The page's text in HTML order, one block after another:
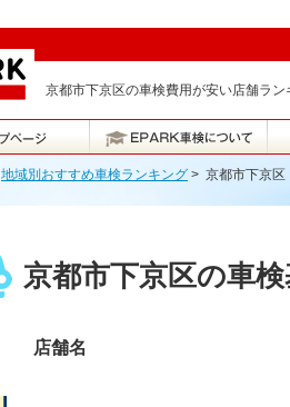
京都市下京区の車検費用が安い店舗ラン
地域別おすすめ車検ランキング > 京都市下京区
京都市下京区の車
店舗名